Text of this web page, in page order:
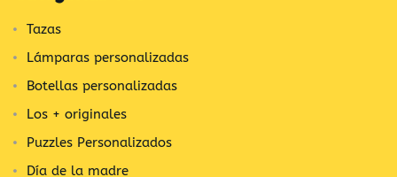
Tazas
Lámparas personalizadas
Botellas personalizadas
Los + originales
Puzzles Personalizados
Día de la madre